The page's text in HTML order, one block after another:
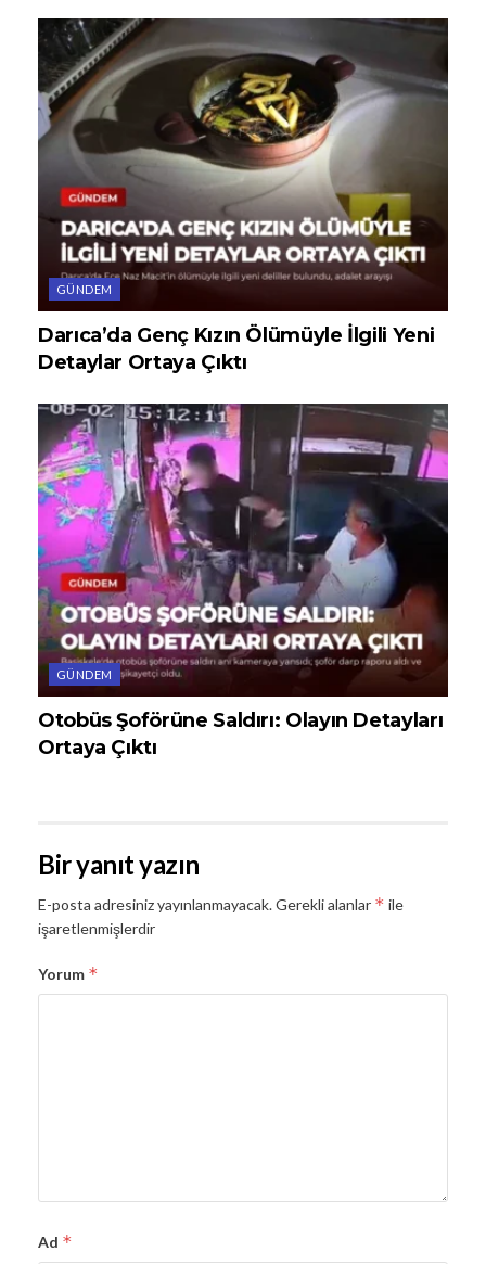
GÜNDEM
Darıca’da Genç Kızın Ölümüyle İlgili Yeni
Detaylar Ortaya Çıktı
GÜNDEM
Otobüs Şoförüne Saldırı: Olayın Detayları
Ortaya Çıktı
Bir yanıt yazın
E-posta adresiniz yayınlanmayacak.Gerekli alanlar * ile
işaretlenmişlerdir
Yorum *
Ad *